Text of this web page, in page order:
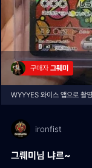
구매자 그뤠미
WYYYES 와이스 앱으로 촬
ironfist
그뤠미님 냐르~